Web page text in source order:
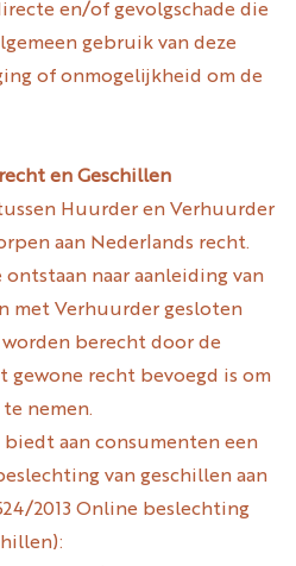
en/of gevolgschade die
gebruik van deze
of onmogelijkheid om de
en Geschillen
Huurder en Verhuurder
aan Nederlands recht.
ontstaan naar aanleiding van
met Verhuurder gesloten
berecht door de
gewone recht bevoegd is om
nemen.
biedt aan consumenten een
van geschillen aan
2013 Online beslechting